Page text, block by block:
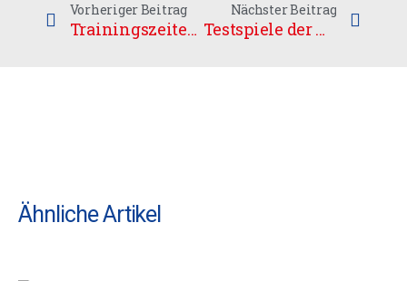
Vorheriger Beitrag
Trainingszeiten und Teameinteilung für die Saison 2017/2018
Nächster Beitrag
Testspiele der Herren
Ähnliche Artikel